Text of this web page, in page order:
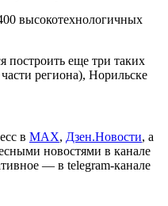
высокотехнологичных
построить еще три таких
региона), Норильске
в МАХ, Дзен.Новости, а
новостями в канале
— в telegram-канале